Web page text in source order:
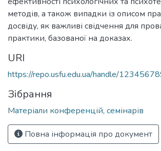
методів, а також випадки із описом
досвіду, як важливі свідчення для
практики, базованої на доказах.
URI
https://repo.usfu.edu.ua/handle/
Зібрання
Матеріали конференцій, семінарів
Повна інформація про документ